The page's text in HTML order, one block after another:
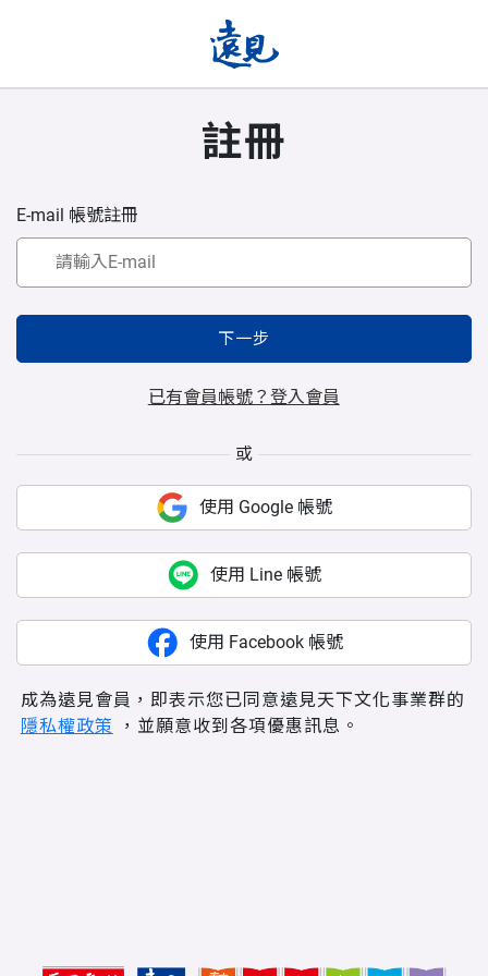
註冊
E-mail 帳號註冊
下一步
已有會員帳號？登入會員
或
使用 Google 帳號
使用 Line 帳號
使用 Facebook 帳號
成為遠見會員，即表示您已同意遠見天下文化事業群的
隱私權政策 ，並願意收到各項優惠訊息。